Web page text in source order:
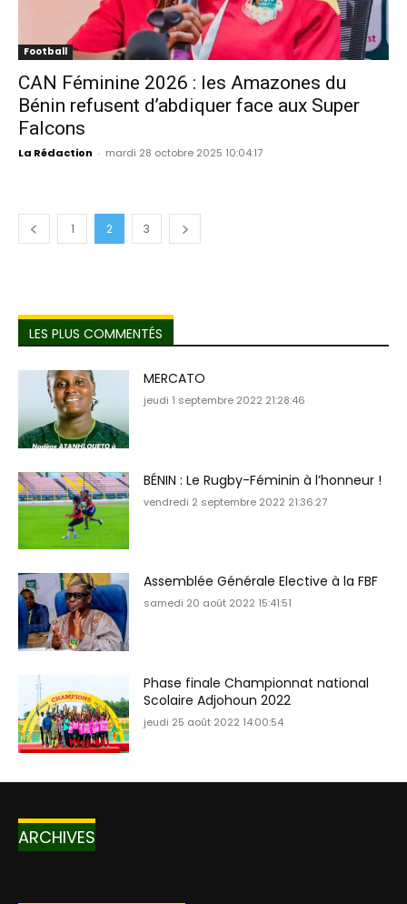
Football
CAN Féminine 2026 : les Amazones du
Bénin refusent d’abdiquer face aux Super
Falcons
La Rédaction - mardi 28 octobre 2025 10:04:17
1 2 3
LES PLUS COMMENTÉS
MERCATO
jeudi 1 septembre 2022 21:28:46
BÉNIN : Le Rugby-Féminin à l’honneur !
vendredi 2 septembre 2022 21:36:27
Assemblée Générale Elective à la FBF
samedi 20 août 2022 15:41:51
Phase finale Championnat national
Scolaire Adjohoun 2022
jeudi 25 août 2022 14:00:54
ARCHIVES